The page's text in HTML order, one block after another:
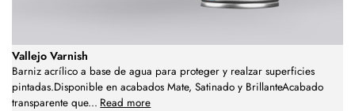
Vallejo Varnish
Barniz acrílico a base de agua para proteger y realzar superficies
pintadas.Disponible en acabados Mate, Satinado y BrillanteAcabado
transparente que... Read more